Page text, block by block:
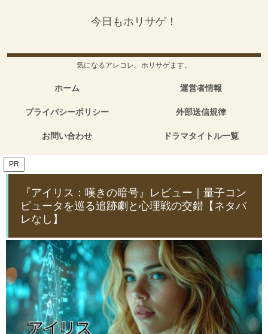
今日もホリサゲ！
気になるアレコレ。ホリサゲます。
ホーム 運営者情報
プライバシーポリシー 外部送信規律
お問い合わせ ドラマタイトル一覧
PR
『アイリス：嘆きの暗号』レビュー｜量子コン
ピュータを巡る追跡劇と心理戦の交錯【ネタバ
レなし】